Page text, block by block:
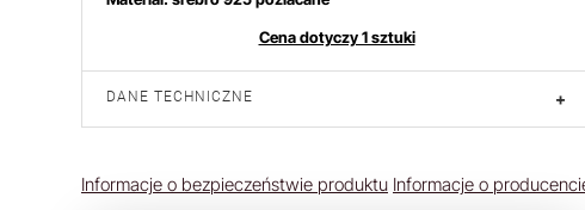
Cena dotyczy 1 sztuki
DANE TECHNICZNE +
Informacje o bezpieczeństwie produktu Informacje o